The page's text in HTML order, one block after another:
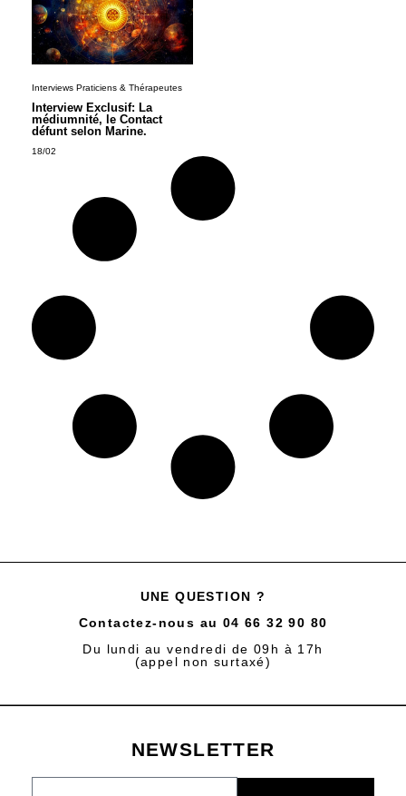
Interviews Praticiens & Thérapeutes
Interview Exclusif: La
médiumnité, le Contact
défunt selon Marine.
18/02
UNE QUESTION ?
Contactez-nous au 04 66 32 90 80
Du lundi au vendredi de 09h à 17h
(appel non surtaxé)
NEWSLETTER